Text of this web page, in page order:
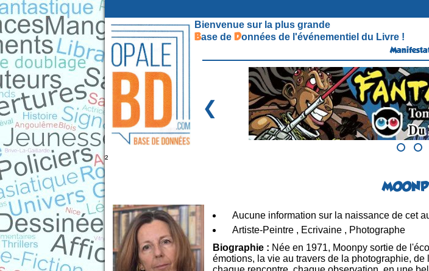
Bienvenue sur la plus grande
Base de Données de l'événementiel du Livre !
❮
²
Aucune information sur la naissance de cet
Artiste-Peintre , Ecrivaine , Photographe
Biographie : Née en 1971, Moonpy sortie de
émotions, la vie au travers de la photographie,